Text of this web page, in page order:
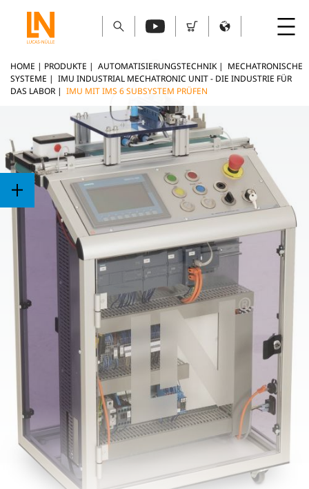
HOME | PRODUKTE | AUTOMATISIERUNGSTECHNIK | MECHATRONISCHE
SYSTEME | IMU INDUSTRIAL MECHATRONIC UNIT - DIE INDUSTRIE FÜR
DAS LABOR | IMU MIT IMS 6 SUBSYSTEM PRÜFEN